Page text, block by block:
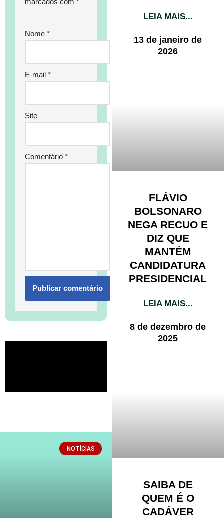
Nome *
E-mail *
Site
Comentário *
NOTÍCIAS
LEIA MAIS...
13 de janeiro de
2026
FLÁVIO
BOLSONARO
NEGA RECUO E
DIZ QUE
MANTÉM
CANDIDATURA
PRESIDENCIAL
LEIA MAIS...
8 de dezembro de
2025
SAIBA DE
QUEM É O
CADÁVER